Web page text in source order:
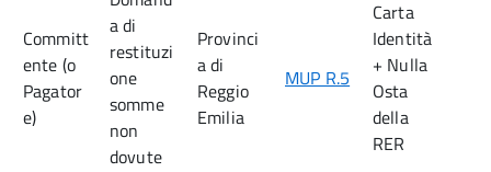
Committ
ente (o
Pagator
e)
a di
restituzi
one
somme
non
dovute
Provinci
a di
Reggio
Emilia
MUP R.5
Carta
Identità
+ Nulla
Osta
della
RER